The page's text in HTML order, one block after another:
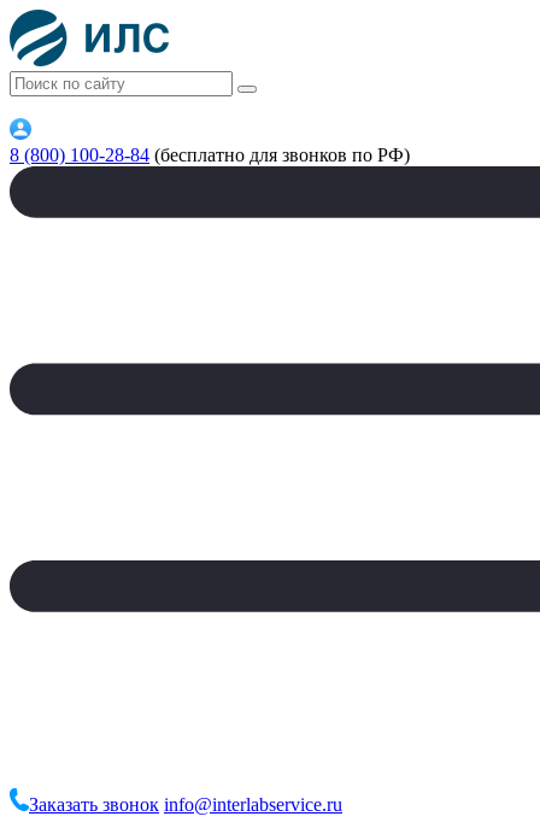
8 (800) 100-28-84 (бесплатно для звонков по РФ)
Заказать звонок info@interlabservice.ru